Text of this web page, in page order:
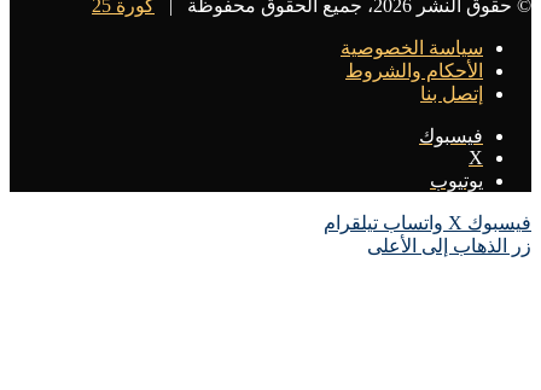
© حقوق النشر 2026، جميع الحقوق محفوظة | كورة 25
سياسة الخصوصية
الأحكام والشروط
إتصل بنا
فيسبوك
X
يوتيوب
فيسبوك X واتساب تيلقرام
زر الذهاب إلى الأعلى